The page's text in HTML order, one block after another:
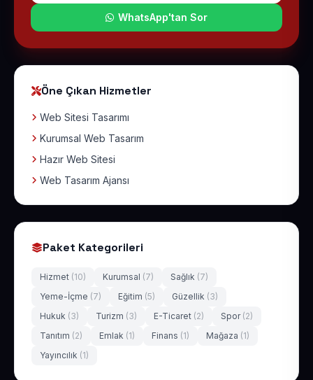
WhatsApp'tan Sor
Öne Çıkan Hizmetler
Web Sitesi Tasarımı
Kurumsal Web Tasarım
Hazır Web Sitesi
Web Tasarım Ajansı
Paket Kategorileri
Hizmet (10) Kurumsal (7) Sağlık (7)
Yeme-İçme (7) Eğitim (5) Güzellik (3)
Hukuk (3) Turizm (3) E-Ticaret (2) Spor (2)
Tanıtım (2) Emlak (1) Finans (1) Mağaza (1)
Yayıncılık (1)